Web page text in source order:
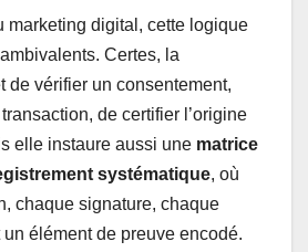
marketing digital, cette logique
Certes, la
de vérifier un consentement,
de certifier l’origine
elle instaure aussi une matrice
systématique, où
chaque signature, chaque
élément de preuve encodé.